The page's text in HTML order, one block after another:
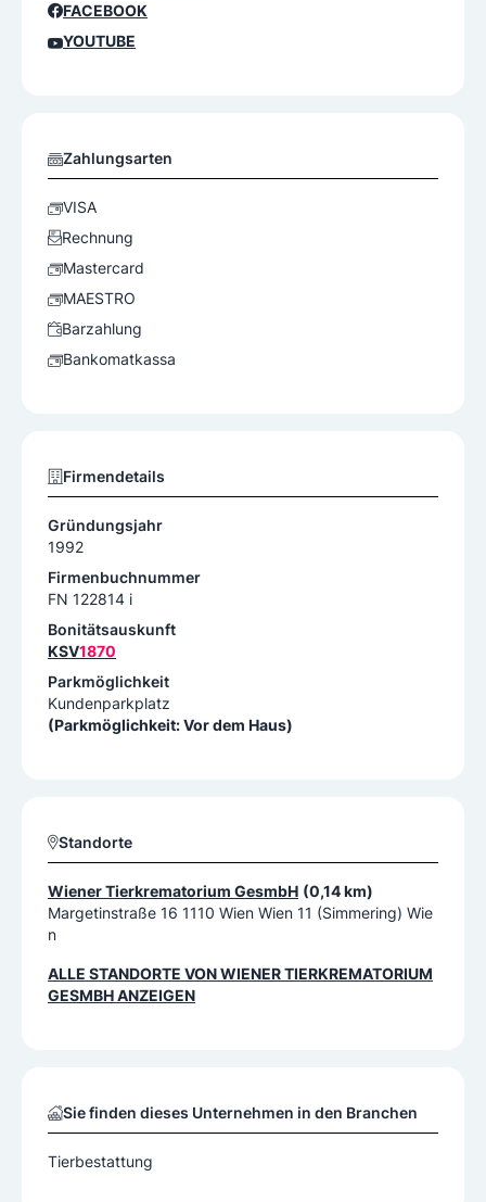
FACEBOOK
YOUTUBE
Zahlungsarten
VISA
Rechnung
Mastercard
MAESTRO
Barzahlung
Bankomatkassa
Firmendetails
Gründungsjahr
1992
Firmenbuchnummer
FN 122814 i
Bonitätsauskunft
KSV1870
Parkmöglichkeit
Kundenparkplatz
(Parkmöglichkeit: Vor dem Haus)
Standorte
Wiener Tierkrematorium GesmbH (0,14 km)
Margetinstraße 16 1110 Wien Wien 11 (Simmering) Wie
n
ALLE STANDORTE VONWIENER TIERKREMATORIUM
GESMBHANZEIGEN
Sie finden dieses Unternehmen in den Branchen
Tierbestattung